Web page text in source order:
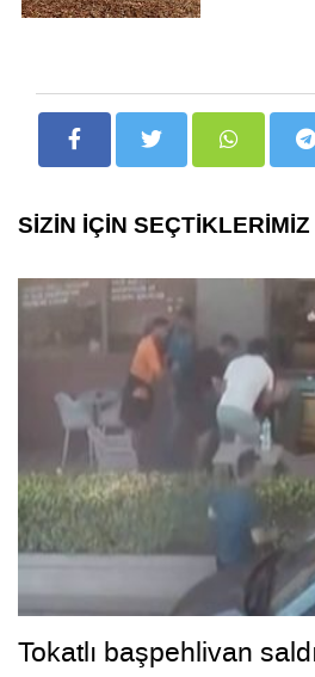
SİZİN İÇİN SEÇTİKLERİMİZ
Tokatlı başpehlivan